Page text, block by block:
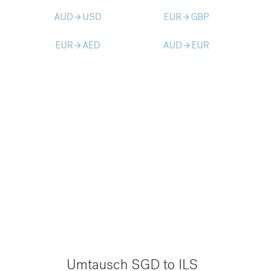
AUDarrow_forward USD EURarrow_forward GBP
EURarrow_forwardAED AUDarrow_forward EUR
Umtausch SGD to ILS